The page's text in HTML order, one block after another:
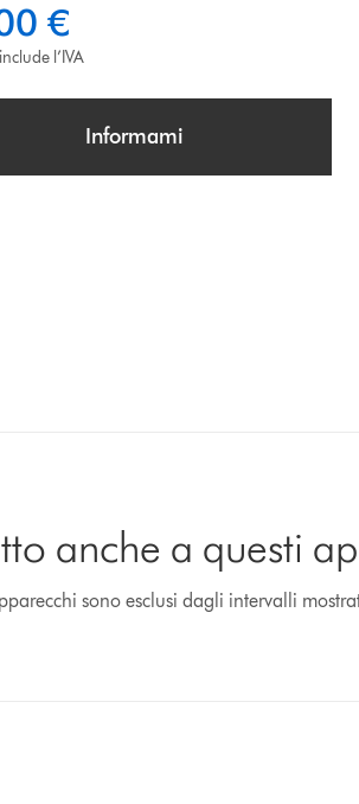
€
l’IVA
Informami
anche a questi
sono esclusi dagli intervalli